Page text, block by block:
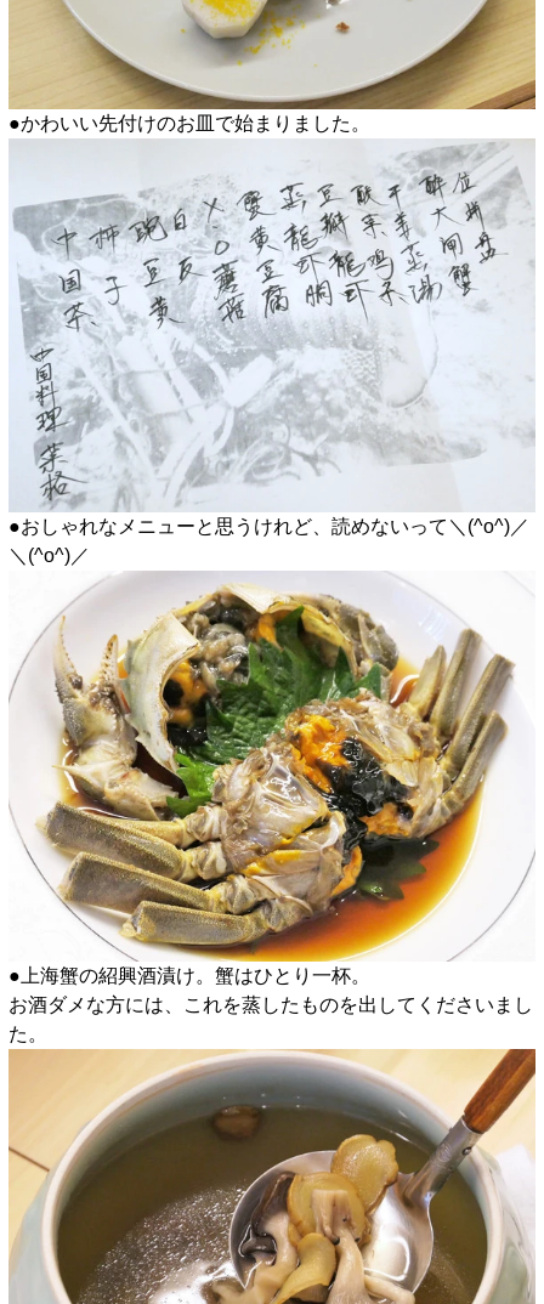
●かわいい先付けのお皿で始まりました。
●おしゃれなメニューと思うけれど、読めないって＼(^o^)／
＼(^o^)／
●上海蟹の紹興酒漬け。蟹はひとり一杯。
お酒ダメな方には、これを蒸したものを出してくださいまし
た。